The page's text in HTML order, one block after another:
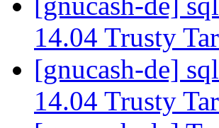
14.04 Trusty
[gnucash-de]
14.04 Trusty